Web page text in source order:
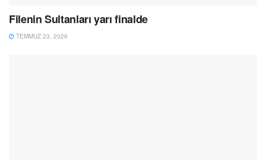
Filenin Sultanları yarı finalde
TEMMUZ 23, 2026